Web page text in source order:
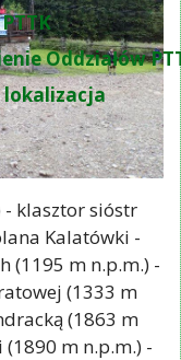
Oddziałów
- klasztor sióstr
Kalatówki -
(1195 m n.p.m.) -
(1333 m
(1863 m
(1890 m n.p.m.) -